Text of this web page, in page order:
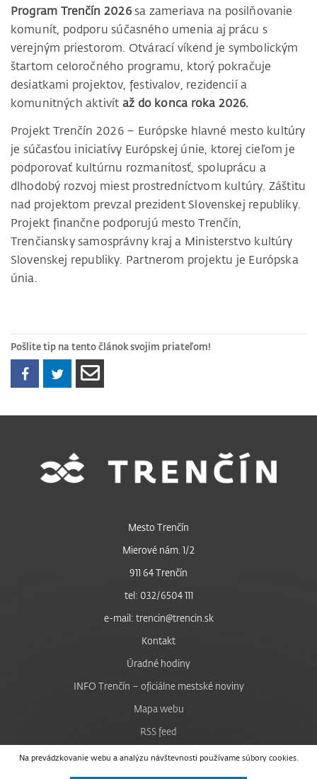
Program Trenčín 2026sa zameriava na posilňovanie
komunít, podporu súčasného umenia aj prácu s
verejným priestorom. Otvárací víkend je symbolickým
štartom celoročného programu, ktorý pokračuje
desiatkami projektov, festivalov, rezidencií a
komunitných aktivít až do konca roka 2026.
Projekt Trenčín 2026 – Európske hlavné mesto kultúry
je súčasťou iniciatívy Európskej únie, ktorej cieľom je
podporovať kultúrnu rozmanitosť, spoluprácu a
dlhodobý rozvoj miest prostredníctvom kultúry. Záštitu
nad projektom prevzal prezident Slovenskej republiky.
Projekt finančne podporujú mesto Trenčín,
Trenčiansky samosprávny kraj a Ministerstvo kultúry
Slovenskej republiky. Partnerom projektu je Európska
únia.
Pošlite tip na tento článok svojim priateľom!
Na prevádzkovanie webu a analýzu návštevnosti používame súbory cookies.
Mesto Trenčín
Mierové nám. 1/2
911 64 Trenčín
tel: 032/6504 111
e-mail: trencin@trencin.sk
Kontakt
Úradné hodiny
INFO Trenčín – oficiálne mestské noviny
Mapa webu
RSS feed
Nastavenie cookies
Facebook